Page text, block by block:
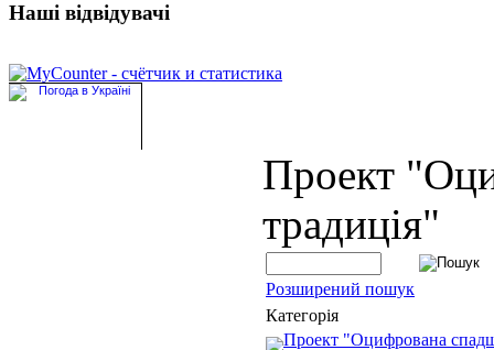
Наші відвідувачі
Проект
традиція"
Розширений пошук
Категорія
Проект "Оцифрована